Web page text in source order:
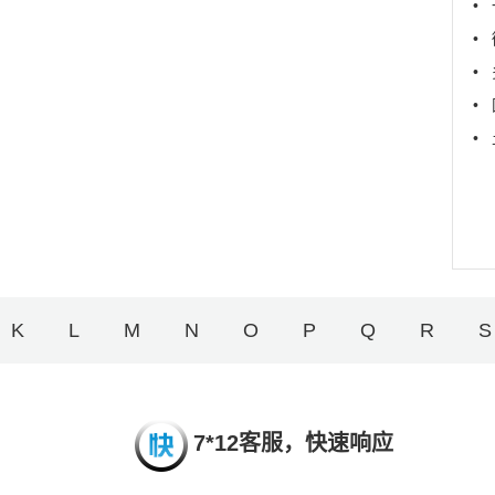
•
•
•
•
•
K L M N O P Q R S
7*12客服，快速响应